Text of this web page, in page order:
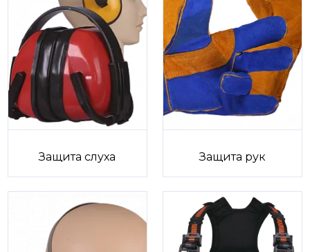
Защита слуха Защита рук